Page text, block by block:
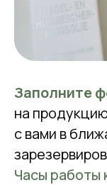
Заполните
на
с вами в
Часы работы